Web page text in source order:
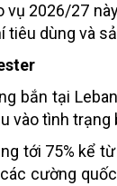
2026/27
dùng và
bắn tại
vào tình trạng
tới 75% kể
cường